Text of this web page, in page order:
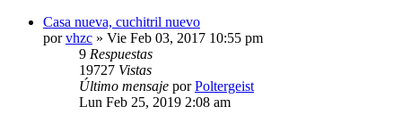
Casa nueva, cuchitril nuevo
porvhzc » Vie Feb 03, 2017 10:55 pm
9 Respuestas
19727 Vistas
Último mensaje porPoltergeist
Lun Feb 25, 2019 2:08 am